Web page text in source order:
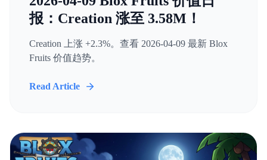
报：Creation 涨至 3.58M！
Creation 上涨 +2.3%。查看 2026-04-09 最新 Blox
Fruits 价值趋势。
Read Article